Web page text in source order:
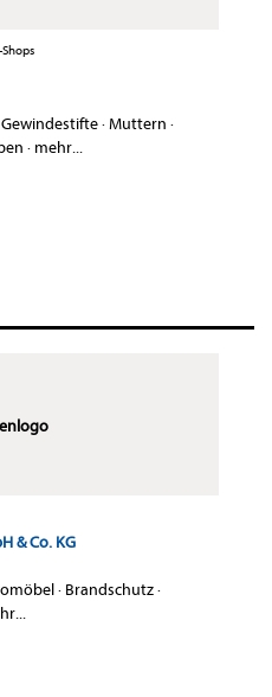
Gewindestifte·Muttern ·
· mehr...
& Co. KG
· Brandschutz·